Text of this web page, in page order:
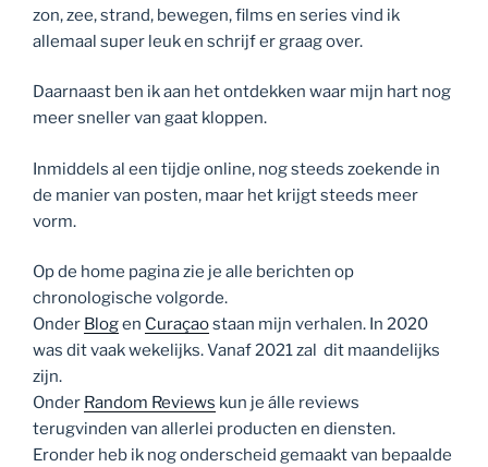
zon, zee, strand, bewegen, films en series vind ik
allemaal super leuk en schrijf er graag over.
Daarnaast ben ik aan het ontdekken waar mijn hart nog
meer sneller van gaat kloppen.
Inmiddels al een tijdje online, nog steeds zoekende in
de manier van posten, maar het krijgt steeds meer
vorm.
Op de home pagina zie je alle berichten op
chronologische volgorde.
Onder Blogen Curaçaostaan mijn verhalen. In 2020
was dit vaak wekelijks. Vanaf 2021 zal dit maandelijks
zijn.
Onder Random Reviews kun je álle reviews
terugvinden van allerlei producten en diensten.
Eronder heb ik nog onderscheid gemaakt van bepaalde